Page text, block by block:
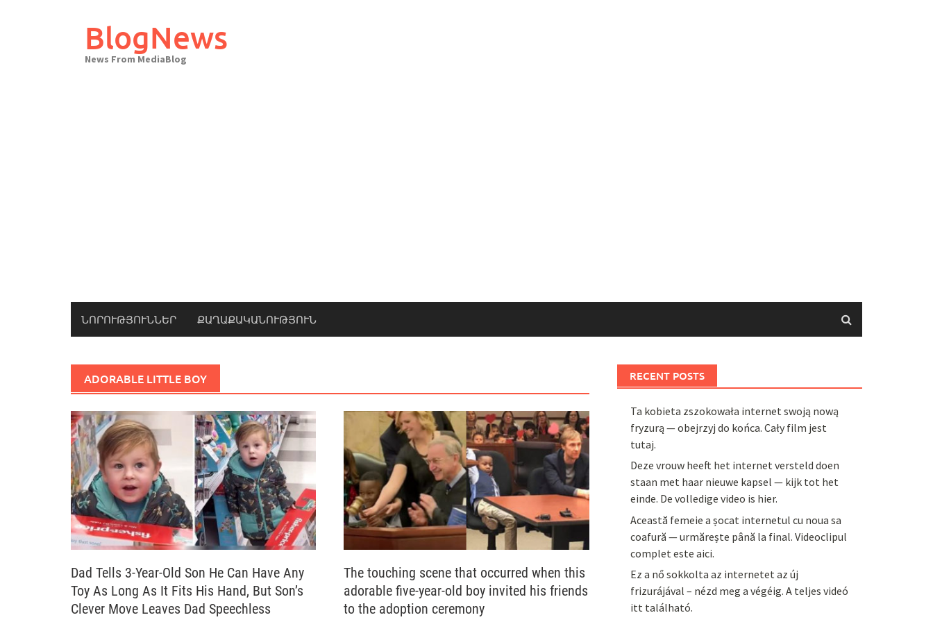
BlogNews
News From MediaBlog
ՆՈՐՈՒԹՅՈՒՆՆԵՐ ՔԱՂԱՔԱԿԱՆՈՒԹՅՈՒՆ
ADORABLE LITTLE BOY
Dad Tells 3-Year-Old Son He Can Have Any
Toy As Long As It Fits His Hand, But Son’s
Clever Move Leaves Dad Speechless
The touching scene that occurred when this
adorable five-year-old boy invited his friends
to the adoption ceremony
RECENT POSTS
Ta kobieta zszokowała internet swoją nową
fryzurą — obejrzyj do końca. Cały film jest
tutaj.
Deze vrouw heeft het internet versteld doen
staan met haar nieuwe kapsel — kijk tot het
einde. De volledige video is hier.
Această femeie a șocat internetul cu noua sa
coafură — urmărește până la final. Videoclipul
complet este aici.
Ez a nő sokkolta az internetet az új
frizurájával – nézd meg a végéig. A teljes videó
itt található.